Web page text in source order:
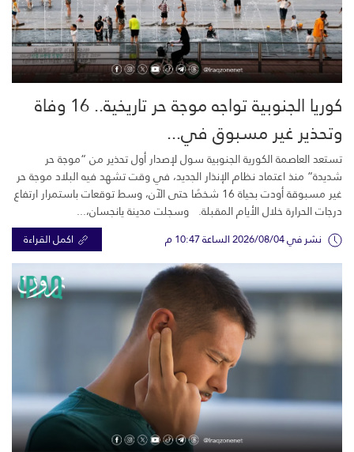
كوريا الجنوبية تواجه موجة حر تاريخية.. 16 وفاة
وتحذير غير مسبوق في...
تستعد العاصمة الكورية الجنوبية سول لإصدار أول تحذير من “موجة حر
شديدة” منذ اعتماد نظام الإنذار الجديد، في وقت تشهد فيه البلاد موجة حر
غير مسبوقة أودت بحياة 16 شخصًا حتى الآن، وسط توقعات باستمرار ارتفاع
درجات الحرارة خلال الأيام المقبلة. وسجلت مدينة يانجسان،...
نشر في 2026/08/04 الساعة 10:47 م اكمل القراءة